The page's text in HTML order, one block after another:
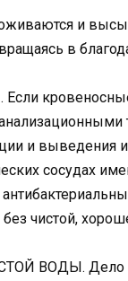
и
в
и выведения
сосудах
чистой,
ВОДЫ. Дело